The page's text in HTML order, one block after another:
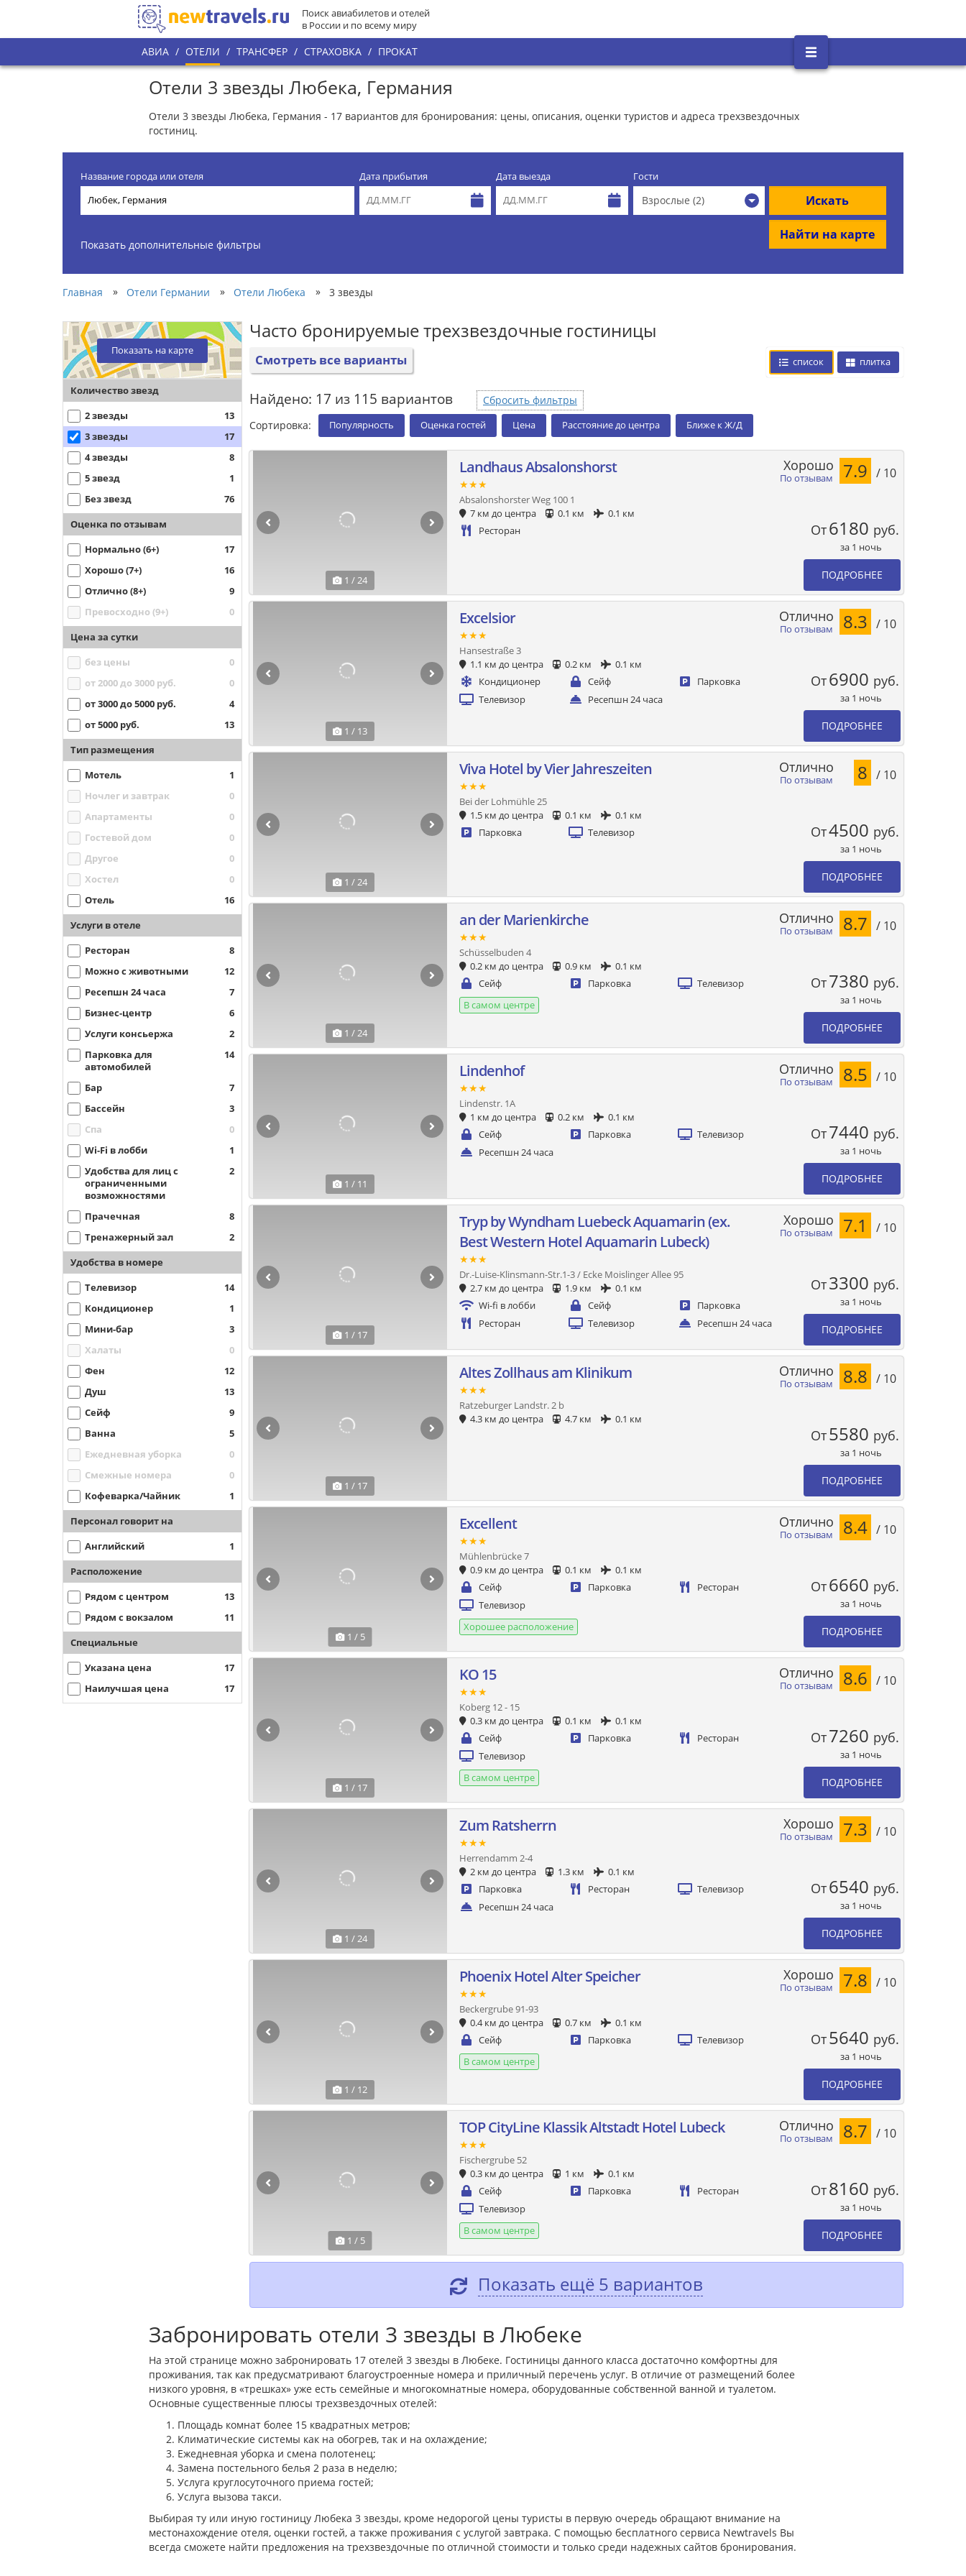
Поиск авиабилетов и отелей
в России и по всему миру
АВИА / ОТЕЛИ / ТРАНСФЕР / СТРАХОВКА / ПРОКАТ
Отели 3 звезды Любека, Германия
Отели 3 звезды Любека, Германия - 17 вариантов для бронирования: цены, описания, оценки туристов и адреса трехзвездочных
гостиниц.
Название города или отеля Дата прибытия Дата выезда Гости
Взрослые (2) Искать
Найти на карте
Показать дополнительные фильтры
Главная » Отели Германии » Отели Любека » 3 звезды
Показать на карте
Количество звезд
2 звезды
13
3 звезды
17
4 звезды
8
5 звезд
1
Без звезд
76
Оценка по отзывам
Нормально (6+)
17
Хорошо (7+)
16
Отлично (8+)
9
Превосходно (9+)
0
Цена за сутки
без цены
0
от 2000 до 3000 руб.
0
от 3000 до 5000 руб.
4
от 5000 руб.
13
Тип размещения
Мотель
1
Ночлег и завтрак
0
Апартаменты
0
Гостевой дом
0
Другое
0
Хостел
0
Отель
16
Услуги в отеле
Ресторан
8
Можно с животными
12
Ресепшн 24 часа
7
Бизнес-центр
6
Услуги консьержа
2
Парковка для
автомобилей
14
Бар
7
Бассейн
3
Спа
0
Wi-Fi в лобби
1
Удобства для лиц с
ограниченными
возможностями
2
Прачечная
8
Тренажерный зал
2
Удобства в номере
Телевизор
14
Кондиционер
1
Мини-бар
3
Халаты
0
Фен
12
Душ
13
Сейф
9
Ванна
5
Ежедневная уборка
0
Смежные номера
0
Кофеварка/Чайник
1
Персонал говорит на
Английский 1
Расположение
Рядом с центром
13
Рядом с вокзалом
11
Специальные
Указана цена
17
Наилучшая цена
17
Часто бронируемые трехзвездочные гостиницы
Смотреть все варианты список плитка
Найдено: 17 из 115 вариантов
Сбросить фильтры
Сортировка:
Популярность Оценка гостей Цена Расстояние до центра Ближе к Ж/Д
1 / 24
Landhaus Absalonshorst
★★★
Absalonshorster Weg 100 1
7 км до центра
0.1 км
0.1 км
Ресторан
По отзывам
Хорошо 7.9 / 10
От6180 руб.
за 1 ночь
ПОДРОБНЕЕ
1 / 13
Excelsior
★★★
Hansestraße 3
1.1 км до центра
0.2 км
0.1 км
Кондиционер
Сейф
Парковка
Телевизор
Ресепшн 24 часа
По отзывам
Отлично 8.3 / 10
От6900 руб.
за 1 ночь
ПОДРОБНЕЕ
1 / 24
Viva Hotel by Vier Jahreszeiten
★★★
Bei der Lohmühle 25
1.5 км до центра
0.1 км
0.1 км
Парковка
Телевизор
По отзывам
Отлично 8 / 10
От4500 руб.
за 1 ночь
ПОДРОБНЕЕ
1 / 24
an der Marienkirche
★★★
Schüsselbuden 4
0.2 км до центра
0.9 км
0.1 км
Сейф
Парковка
Телевизор
В самом центре
По отзывам
Отлично 8.7 / 10
От7380 руб.
за 1 ночь
ПОДРОБНЕЕ
1 / 11
Lindenhof
★★★
Lindenstr. 1A
1 км до центра
0.2 км
0.1 км
Сейф
Парковка
Телевизор
Ресепшн 24 часа
По отзывам
Отлично 8.5 / 10
От7440 руб.
за 1 ночь
ПОДРОБНЕЕ
1 / 17
Tryp by Wyndham Luebeck Aquamarin (ех.
Best Western Hotel Aquamarin Lubeck)
★★★
Dr.-Luise-Klinsmann-Str.1-3 / Ecke Moislinger Allee 95
2.7 км до центра
1.9 км
0.1 км
Wi-fi в лобби
Сейф
Парковка
Ресторан
Телевизор Ресепшн 24 часа
По отзывам
Хорошо 7.1 / 10
От3300 руб.
за 1 ночь
ПОДРОБНЕЕ
1 / 17
Altes Zollhaus am Klinikum
★★★
Ratzeburger Landstr. 2 b
4.3 км до центра
4.7 км 0.1 км
По отзывам
Отлично 8.8 / 10
От5580 руб.
за 1 ночь
ПОДРОБНЕЕ
1 / 5
Excellent
★★★
Mühlenbrücke 7
0.9 км до центра
0.1 км
0.1 км
Сейф
Парковка
Ресторан
Телевизор
Хорошее расположение
По отзывам
Отлично 8.4 / 10
От6660 руб.
за 1 ночь
ПОДРОБНЕЕ
1 / 17
KO 15
★★★
Koberg 12 - 15
0.3 км до центра
0.1 км
0.1 км
Сейф
Парковка
Ресторан
Телевизор
В самом центре
По отзывам
Отлично 8.6 / 10
От7260 руб.
за 1 ночь
ПОДРОБНЕЕ
1 / 24
Zum Ratsherrn
★★★
Herrendamm 2-4
2 км до центра
1.3 км
0.1 км
Парковка
Ресторан
Телевизор
Ресепшн 24 часа
По отзывам
Хорошо 7.3 / 10
От6540 руб.
за 1 ночь
ПОДРОБНЕЕ
1 / 12
Phoenix Hotel Alter Speicher
★★★
Beckergrube 91-93
0.4 км до центра
0.7 км
0.1 км
Сейф
Парковка
Телевизор
В самом центре
По отзывам
Хорошо 7.8 / 10
От5640 руб.
за 1 ночь
ПОДРОБНЕЕ
1 / 5
TOP CityLine Klassik Altstadt Hotel Lubeck
★★★
Fischergrube 52
0.3 км до центра
1 км
0.1 км
Сейф
Парковка
Ресторан
Телевизор
В самом центре
По отзывам
Отлично 8.7 / 10
От8160 руб.
за 1 ночь
ПОДРОБНЕЕ
Показать ещё 5 вариантов
Забронировать отели 3 звезды в Любеке
На этой странице можно забронировать 17 отелей 3 звезды в Любеке. Гостиницы данного класса достаточно комфортны для
проживания, так как предусматривают благоустроенные номера и приличный перечень услуг. В отличие от размещений более
низкого уровня, в «трешках» уже есть семейные и многокомнатные номера, оборудованные собственной ванной и туалетом.
Основные существенные плюсы трехзвездочных отелей:
Площадь комнат более 15 квадратных метров;
Климатические системы как на обогрев, так и на охлаждение;
Ежедневная уборка и смена полотенец;
Замена постельного белья 2 раза в неделю;
Услуга круглосуточного приема гостей;
Услуга вызова такси.
Выбирая ту или иную гостиницу Любека 3 звезды, кроме недорогой цены туристы в первую очередь обращают внимание на
местонахождение отеля, оценки гостей, а также проживания с услугой завтрака. С помощью бесплатного сервиса Newtravels Вы
всегда сможете найти предложения на трехзвездочные по отличной стоимости и только среди надежных сайтов бронирования.